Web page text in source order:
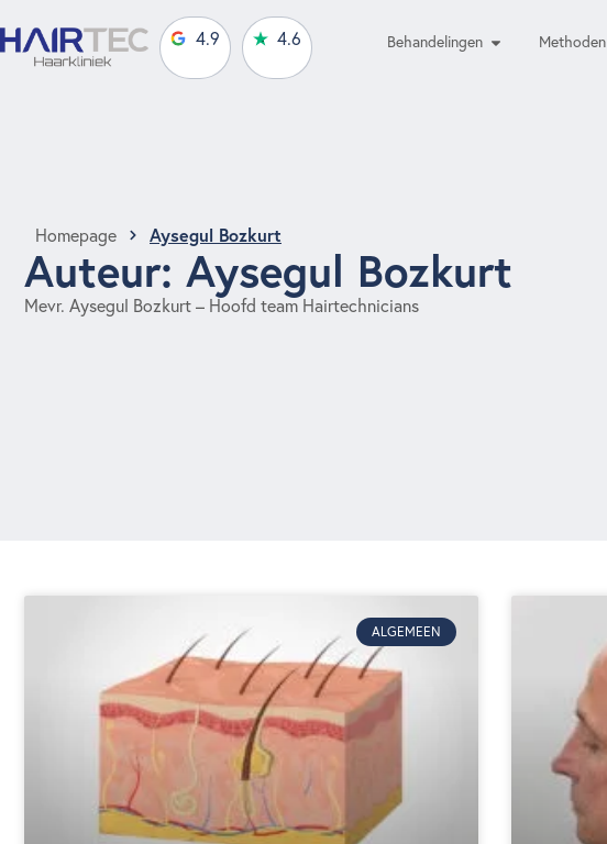
4.9 4.6 Behandelingen Methoden
Homepage Aysegul Bozkurt
Auteur: Aysegul Bozkurt
Mevr. Aysegul Bozkurt – Hoofd team Hairtechnicians
ALGEMEEN